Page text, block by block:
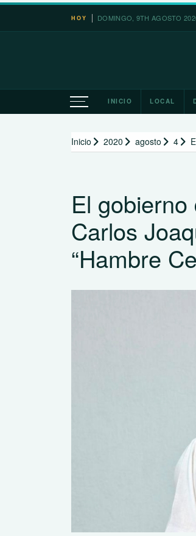
Saltar
HOY DOMINGO, 9TH AGOSTO
INICIO LOCAL
Inicio 2020 agosto 4
El
Carlos
“Hambre